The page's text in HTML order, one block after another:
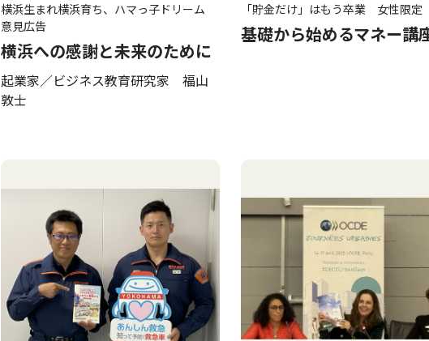
横浜生まれ横浜育ち、ハマっ子ドリーム
意見広告
横浜への感謝と未来のために
起業家／ビジネス教育研究家 福山
敦士
「貯金だけ」はもう卒業 女性限定
基礎から始めるマネー講